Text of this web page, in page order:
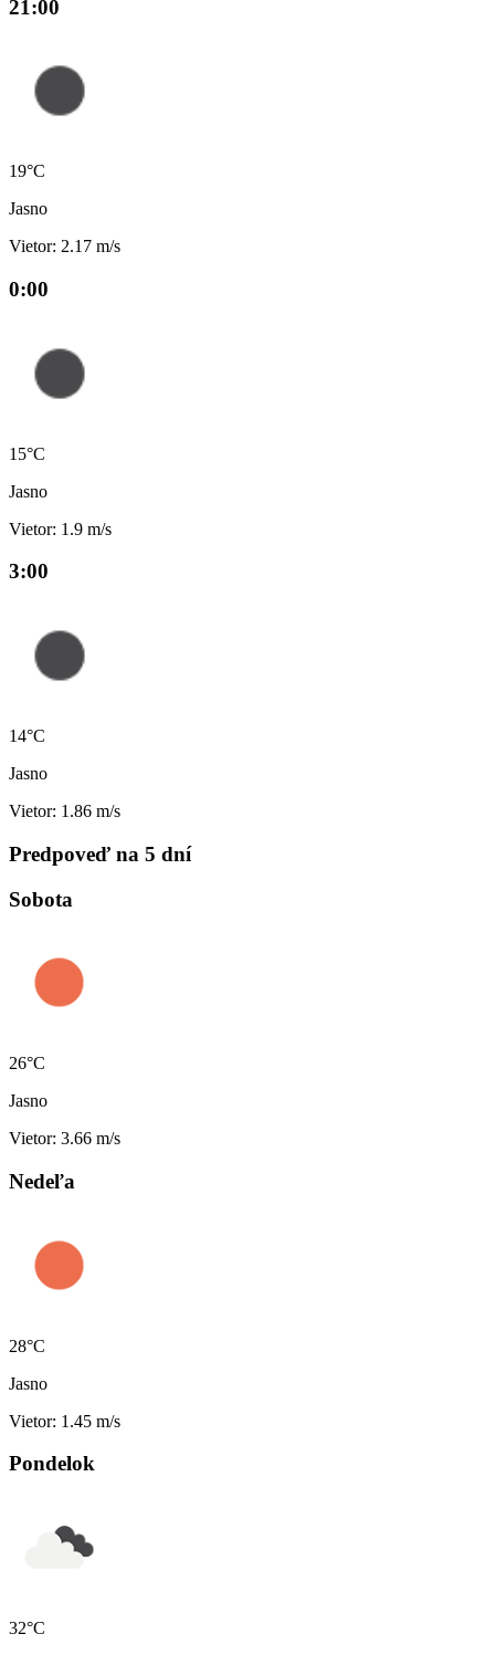
21:00
19°C
Jasno
Vietor: 2.17 m/s
0:00
15°C
Jasno
Vietor: 1.9 m/s
3:00
14°C
Jasno
Vietor: 1.86 m/s
Predpoveď na 5 dní
Sobota
26°C
Jasno
Vietor: 3.66 m/s
Nedeľa
28°C
Jasno
Vietor: 1.45 m/s
Pondelok
32°C